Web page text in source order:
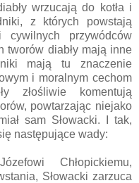
wrzucają do kotła i
z których powstają
przywódców
tworów diabły mają inne
mają tu znaczenie
i moralnym cechom
złośliwie komentują
powtarzając niejako
sam Słowacki. I tak,
następujące wady:
Chłopickiemu,
Słowacki zarzuca